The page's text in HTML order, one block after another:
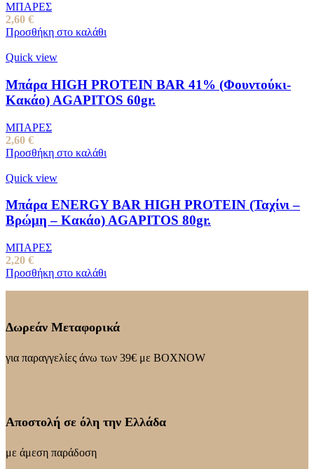
ΜΠΑΡΕΣ
2,60 €
Προσθήκη στο καλάθι
Quick view
Μπάρα HIGH PROTEIN BAR 41% (Φουντούκι-
Κακάο) AGAPITOS 60gr.
ΜΠΑΡΕΣ
2,60 €
Προσθήκη στο καλάθι
Quick view
Μπάρα ENERGY BAR HIGH PROTEIN (Ταχίνι –
Βρώμη – Κακάο) AGAPITOS 80gr.
ΜΠΑΡΕΣ
2,20 €
Προσθήκη στο καλάθι
Δωρεάν Μεταφορικά
για παραγγελίες άνω των 39€ με BOXNOW
Αποστολή σε όλη την Ελλάδα
με άμεση παράδοση